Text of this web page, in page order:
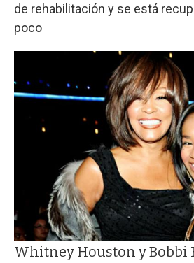
de rehabilitación y se está
poco
Whitney Houston y Bobbi